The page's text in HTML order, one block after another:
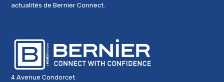
4 Avenue Condorcet
actualités de Bernier Connect.